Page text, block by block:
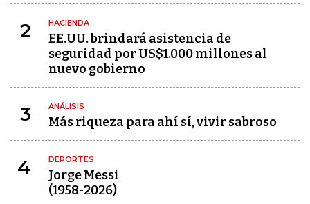
2 HACIENDA
EE.UU. brindará asistencia de
seguridad por US$1.000 millones al
nuevo gobierno
3 ANÁLISIS
Más riqueza para ahí sí, vivir sabroso
4 DEPORTES
Jorge Messi
(1958-2026)